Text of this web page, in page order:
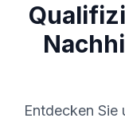
Entdecken Sie